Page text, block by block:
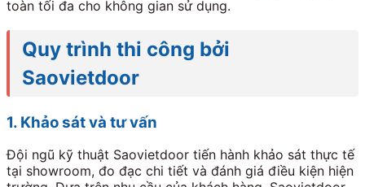
toàn tối đa cho không gian sử dụng.
Quy trình thi công bởi
Saovietdoor
1. Khảo sát và tư vấn
Đội ngũ kỹ thuật Saovietdoor tiến hành khảo sát thực tế
tại showroom, đo đạc chi tiết và đánh giá điều kiện hiện